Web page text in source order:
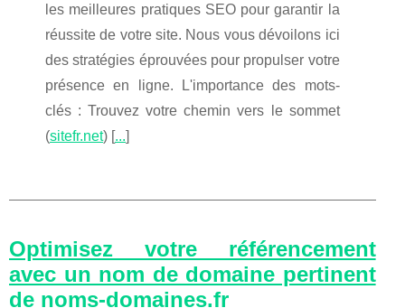
les meilleures pratiques SEO pour garantir la
réussite de votre site. Nous vous dévoilons ici
des stratégies éprouvées pour propulser votre
présence en ligne. L'importance des mots-
clés : Trouvez votre chemin vers le sommet
(sitefr.net) [...]
Optimisez votre référencement
avec un nom de domaine pertinent
de noms-domaines.fr